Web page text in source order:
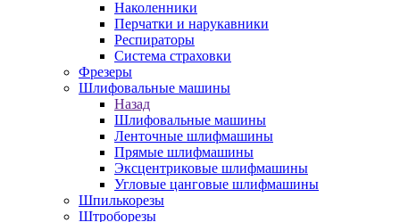
Наколенники
Перчатки и нарукавники
Респираторы
Система страховки
Фрезеры
Шлифовальные машины
Назад
Шлифовальные машины
Ленточные шлифмашины
Прямые шлифмашины
Эксцентриковые шлифмашины
Угловые цанговые шлифмашины
Шпилькорезы
Штроборезы